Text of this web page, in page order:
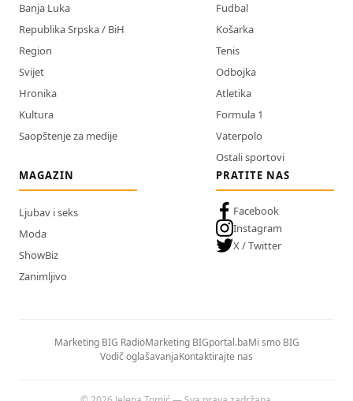
Banja Luka
Republika Srpska / BiH
Region
Svijet
Hronika
Kultura
Saopštenje za medije
Fudbal
Košarka
Tenis
Odbojka
Atletika
Formula 1
Vaterpolo
Ostali sportovi
MAGAZIN
Ljubav i seks
Moda
ShowBiz
Zanimljivo
PRATITE NAS
Facebook
Instagram
X / Twitter
Marketing BIG RadioMarketing BIGportal.baMi smo BIG
Vodič oglašavanjaKontaktirajte nas